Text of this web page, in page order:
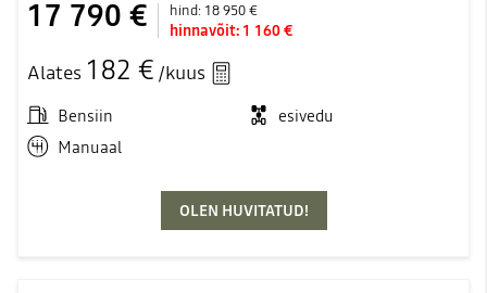
17 790 € hind: 18 950 €
hinnavõit: 1 160 €
Alates 182 € /kuus
Bensiin
esivedu
Manuaal
OLEN HUVITATUD!